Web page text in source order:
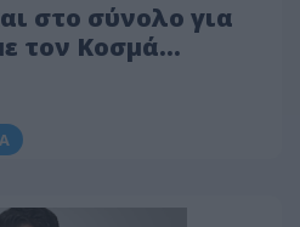
στο σύνολο για
τον Κοσμά